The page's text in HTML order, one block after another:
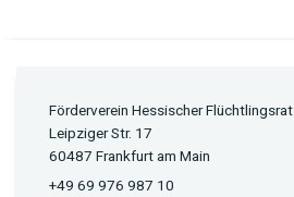
Förderverein Hessischer Flüchtlingsrat
Leipziger Str. 17
60487 Frankfurt am Main
+49 69 976 987 10